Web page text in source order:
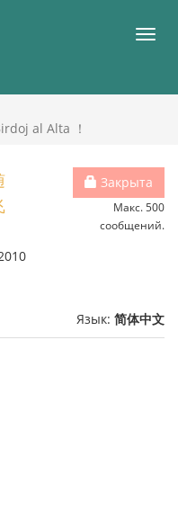
al Alta ！
Закрыта
Макс. 500
сообщений.
Язык: 简体中文